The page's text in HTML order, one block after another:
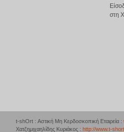
στη
t-shOrt : Αστική Μη Κερδοσκοπική Εταιρεία :
Χατζημιχαηλίδης Κυριάκος : http://www.t-